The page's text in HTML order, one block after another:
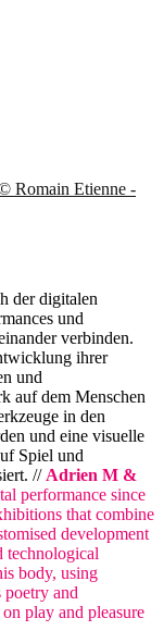
der digitalen
und
verbinden.
ihrer
und
auf dem Menschen
in den
und eine visuelle
Spiel und
// Adrien M &
performance since
that combine
development
technological
body, using
poetry and
play and pleasure